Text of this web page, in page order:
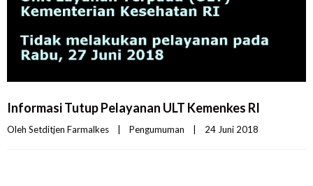
Informasi Tutup Pelayanan ULT Kemenkes RI
Oleh Setditjen Farmalkes Pengumuman 24 Juni 2018